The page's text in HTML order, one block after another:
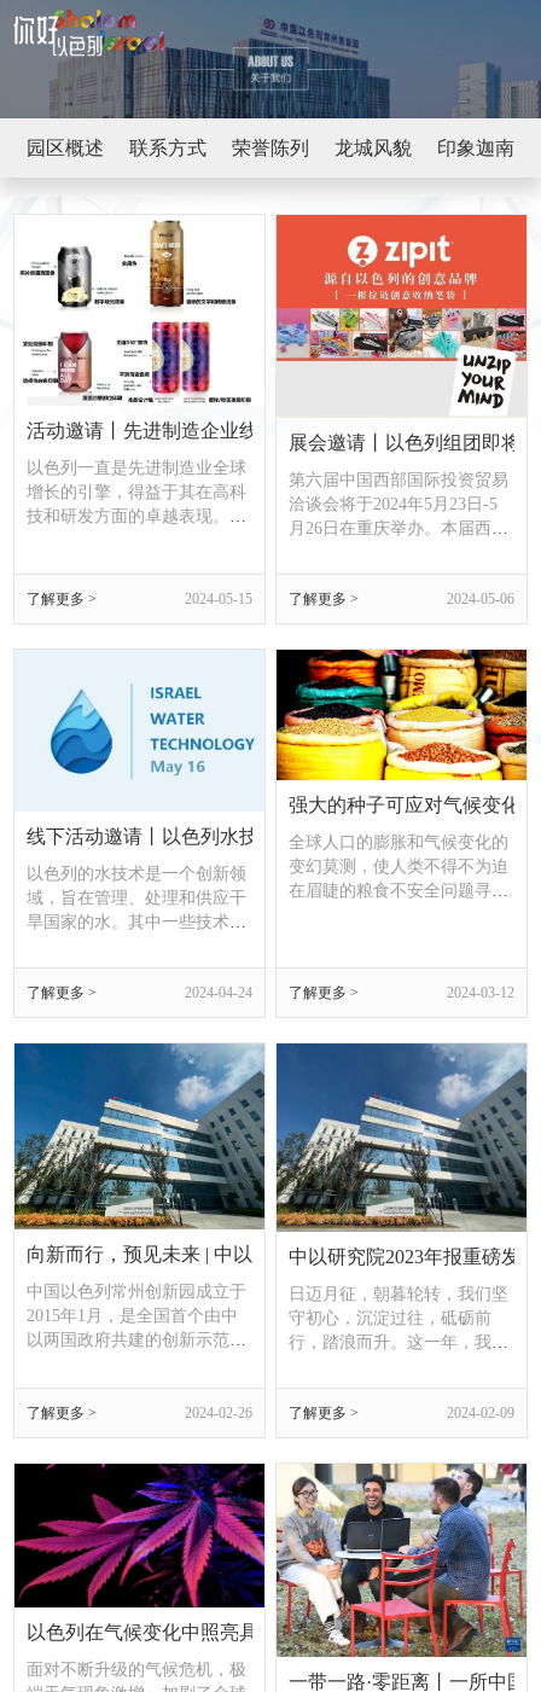
园区概述 联系方式 荣誉陈列 龙城风貌 印象迦南
活动邀请丨先进制造企业线上路演和商务对接会
以色列一直是先进制造业全球
增长的引擎，得益于其在高科
技和研发方面的卓越表现。以
新、高效能运算、人工智能、
了解更多 > 2024-05-15
展会邀请丨以色列组团即将
第六届中国西部国际投资贸易
洽谈会将于2024年5月23日-5
月26日在重庆举办。本届西洽
主题，分设综合形象展区、现
代服务业展区、现代制造业展
区、国际和区域合作展区4大
主题展区，共11个馆。以色列
知名消费品品牌Chic 和ZIPIT
将作为以色列组团在国际和区
域合作展区N1馆集中展示。
了解更多 > 2024-05-06
线下活动邀请丨以色列水技术对接会
以色列的水技术是一个创新领
域，旨在管理、处理和供应干
旱国家的水。其中一些技术包
数字解决方案，用于高效和精
确农业的滴灌技术，以及用于
废水再利用的自然生物过滤和
紫外线处理。以色列的水技术
每年在经济上节省了数百万美
元，并帮助将沙漠变成肥沃的
可种植的土地。
了解更多 > 2024-04-24
强大的种子可应对气候变化
全球人口的膨胀和气候变化的
变幻莫测，使人类不得不为迫
在眉睫的粮食不安全问题寻找
了解更多 > 2024-03-12
向新而行，预见未来 | 中以研究院人才选聘“热辣滚烫”
中国以色列常州创新园成立于
2015年1月，是全国首个由中
以两国政府共建的创新示范园
了解更多 > 2024-02-26
中以研究院2023年报重磅发布
日迈月征，朝暮轮转，我们坚
守初心，沉淀过往，砥砺前
行，踏浪而升。这一年，我们
合作中体现突破的力量，在中
以产业技术融合里耕耘出一方
沃土。
了解更多 > 2024-02-09
以色列在气候变化中照亮具有抗灾能力的农场
面对不断升级的气候危机，极
一带一路·零距离丨一所中国